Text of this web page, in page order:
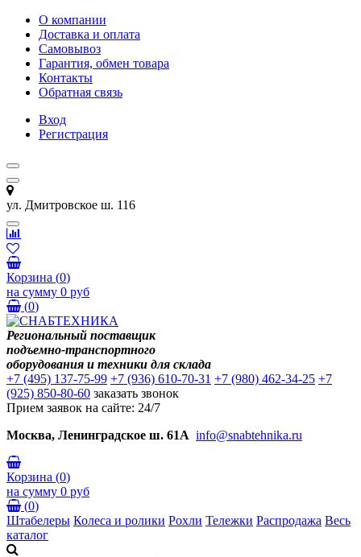
О компании
Доставка и оплата
Самовывоз
Гарантия, обмен товара
Контакты
Обратная связь
Вход
Регистрация
ул. Дмитровское ш. 116
Корзина (0)
на сумму 0 руб
(0)
Региональный поставщик
подъемно-транспортного
оборудования и техники для склада
+7 (495) 137-75-99 +7 (936) 610-70-31 +7 (980) 462-34-25 +7
(925) 850-80-60 заказать звонок
Прием заявок на сайте: 24/7
Москва, Ленинградское ш. 61А info@snabtehnika.ru
Корзина (0)
на сумму 0 руб
(0)
Штабелеры Колеса и ролики Рохли Тележки Распродажа Весь
каталог